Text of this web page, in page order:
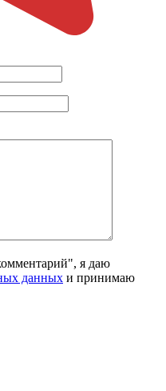
я даю
данных и принимаю